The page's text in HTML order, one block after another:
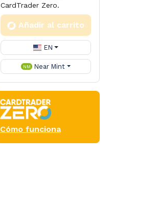
CardTrader Zero.
Añadir al carrito
EN
NM Near Mint
Cómo funciona